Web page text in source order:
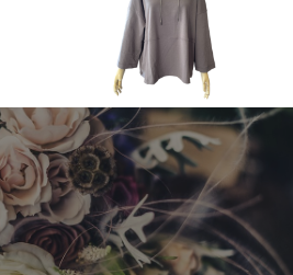
2023 Autumn & Winter